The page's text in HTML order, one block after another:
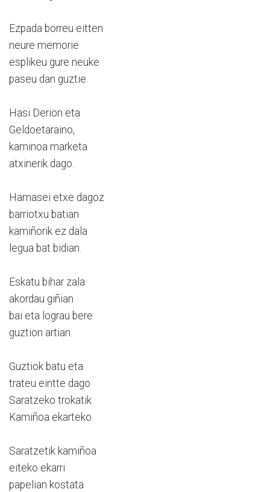
Ezpada borreu eitten
neure memorie
esplikeu gure neuke
paseu dan guztie.
Hasi Derion eta
Geldoetaraino,
kaminoa marketa
atxinerik dago.
Hamasei etxe dagoz
barriotxu batian
kamiñorik ez dala
legua bat bidian.
Eskatu bihar zala
akordau giñian
bai eta lograu bere
guztion artian.
Guztiok batu eta
trateu eintte dago
Saratzeko trokatik
Kamiñoa ekarteko.
Saratzetik kamiñoa
eiteko ekarri
papelian kostata